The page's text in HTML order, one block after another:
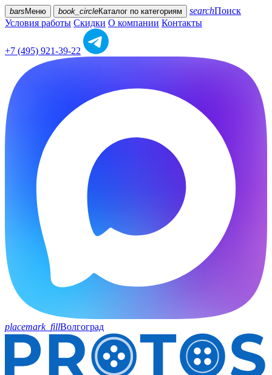
bars Меню book_circleКаталог по категориям searchПоиск
Условия работы Скидки О компании Контакты
+7 (495) 921-39-22
placemark_fillВолгоград